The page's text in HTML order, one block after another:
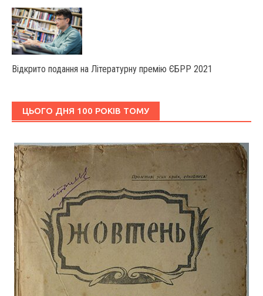
Відкрито подання на Літературну премію ЄБРР 2021
ЦЬОГО ДНЯ 100 РОКІВ ТОМУ